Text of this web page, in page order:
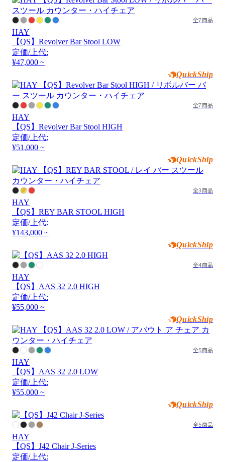
全7商品
HAY
【QS】Revolver Bar Stool LOW
定価/上代:
¥47,000 ~
QuickShip
全7商品
HAY
【QS】Revolver Bar Stool HIGH
定価/上代:
¥51,000 ~
QuickShip
全3商品
HAY
【QS】REY BAR STOOL HIGH
定価/上代:
¥143,000 ~
QuickShip
全4商品
HAY
【QS】AAS 32 2.0 HIGH
定価/上代:
¥55,000 ~
QuickShip
全5商品
HAY
【QS】AAS 32 2.0 LOW
定価/上代:
¥55,000 ~
QuickShip
全5商品
HAY
【QS】J42 Chair J-Series
定価/上代: